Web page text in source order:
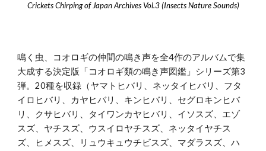
Crickets Chirping of Japan Archives Vol.3(Insects Nature Sounds)
鳴く虫、コオロギの仲間の鳴き声を全4作のアルバムで集
大成する決定版「コオロギ類の鳴き声図鑑」シリーズ第3
弾。20種を収録（ヤマトヒバリ、ネッタイヒバリ、フタ
イロヒバリ、カヤヒバリ、キンヒバリ、セグロキンヒバ
リ、クサヒバリ、タイワンカヤヒバリ、イソスズ、エゾ
スズ、ヤチスズ、ウスイロヤチスズ、ネッタイヤチス
ズ、ヒメスズ、リュウキュウチビスズ、マダラスズ、ハ